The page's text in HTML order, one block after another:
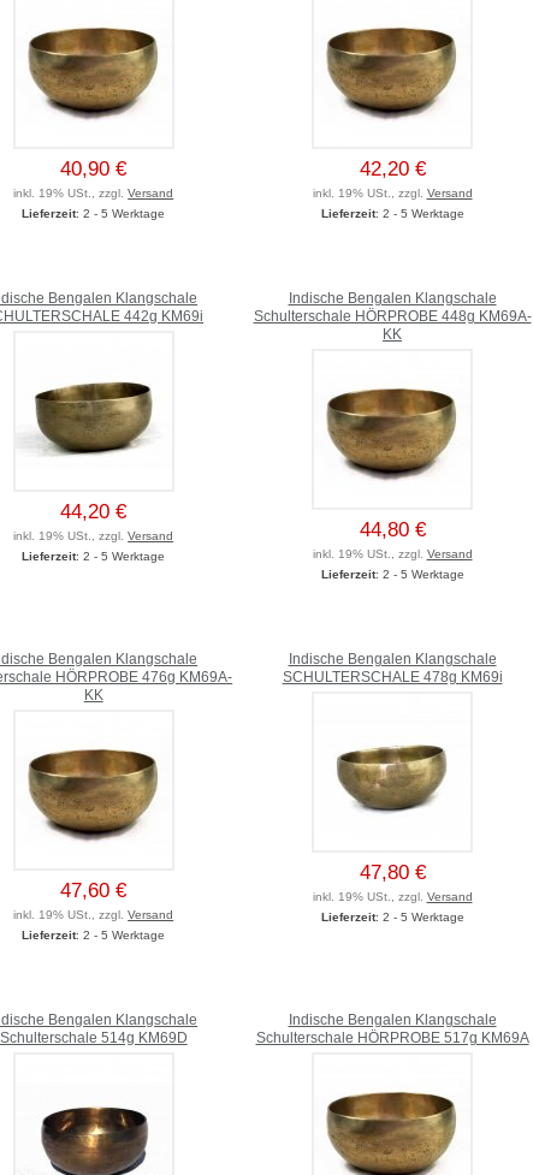
40,90 €
inkl. 19% USt., zzgl.Versand
Lieferzeit: 2 - 5 Werktage
42,20 €
inkl. 19% USt., zzgl. Versand
Lieferzeit: 2 - 5 Werktage
Bengalen Klangschale
442g KM69i
44,20 €
inkl. 19% USt., zzgl.Versand
Lieferzeit: 2 - 5 Werktage
Indische Bengalen Klangschale
Schulterschale HÖRPROBE 448g KM69A-
KK
44,80 €
inkl. 19% USt., zzgl. Versand
Lieferzeit: 2 - 5 Werktage
Bengalen Klangschale
HÖRPROBE 476g KM69A-
KK
47,60 €
inkl. 19% USt., zzgl.Versand
Lieferzeit: 2 - 5 Werktage
Indische Bengalen Klangschale
SCHULTERSCHALE 478g KM69i
47,80 €
inkl. 19% USt., zzgl. Versand
Lieferzeit: 2 - 5 Werktage
Bengalen Klangschale
Schulterschale 514g KM69D
Indische Bengalen Klangschale
Schulterschale HÖRPROBE 517g KM69A